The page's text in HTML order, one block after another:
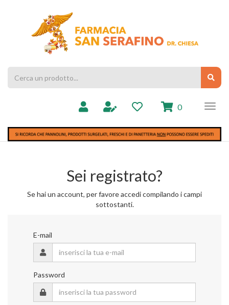
Prodotto
0 prodotti
inseriti
Sei registrato?
Se hai un account, per favore accedi compilando i campi
sottostanti.
E-mail
Password